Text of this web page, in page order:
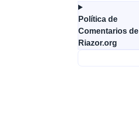
Política de
Comentarios de
Riazor.org